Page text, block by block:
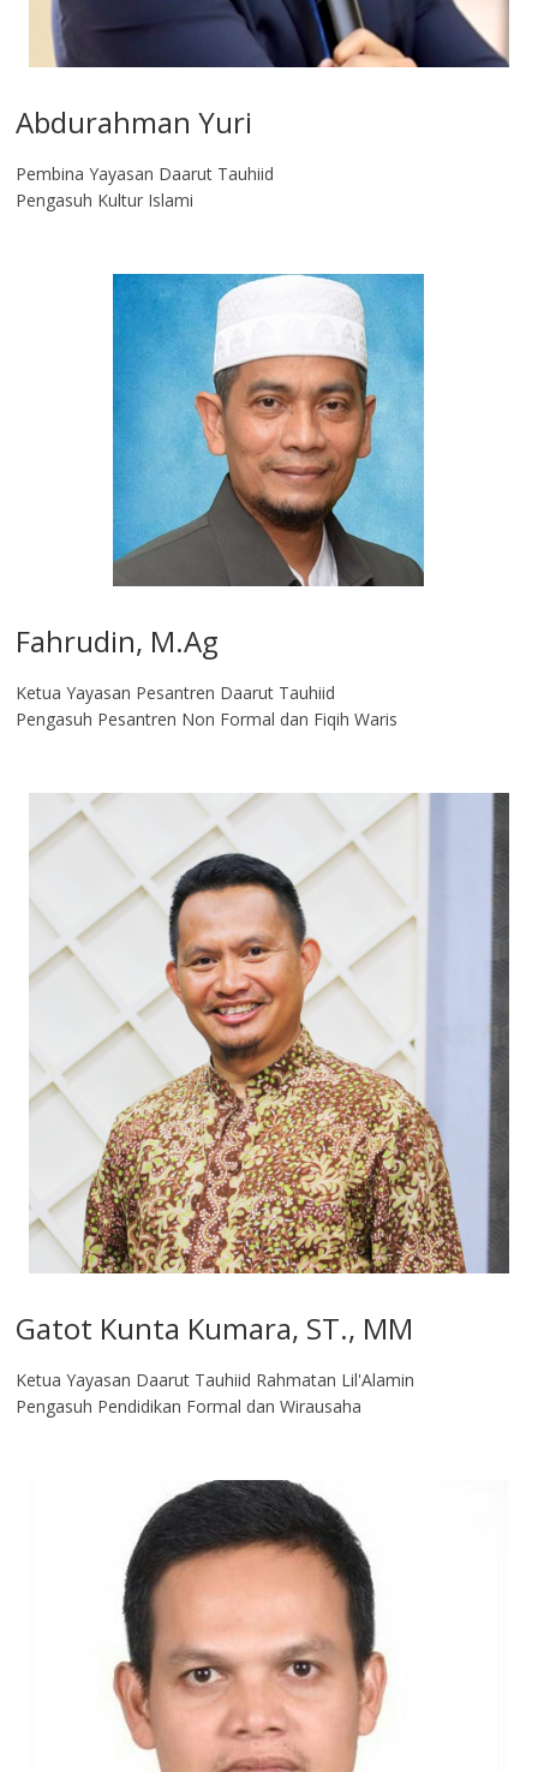
Abdurahman Yuri
Pembina Yayasan Daarut Tauhiid
Pengasuh Kultur Islami
Fahrudin, M.Ag​
Ketua Yayasan Pesantren Daarut Tauhiid
Pengasuh Pesantren Non Formal dan Fiqih Waris
Gatot Kunta Kumara, ST., MM
Ketua Yayasan Daarut Tauhiid Rahmatan Lil'Alamin
Pengasuh Pendidikan Formal dan Wirausaha